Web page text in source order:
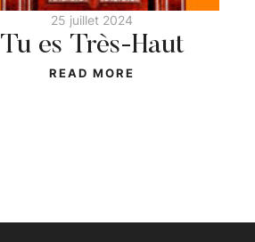
25 juillet 2024
Tu es Très-Haut
READ MORE